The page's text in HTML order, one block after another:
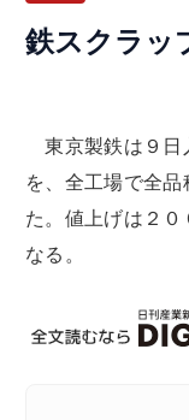
鉄スクラッ
東京製鉄は９日
を、全工場で全
た。値上げは２
なる。